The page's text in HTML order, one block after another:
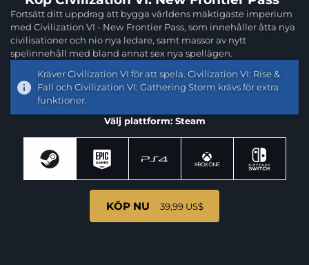
Fortsätt ditt uppdrag att bygga världens mäktigaste imperium
med Civilization VI - New Frontier Pass, som innehåller åtta nya
civilisationer och nio nya ledare, samt massor av nytt
spelinnehåll med bland annat sex nya spellägen.
Kräver Civilization VI för att spela. Civilization VI: Rise &
Fall och Civilization VI: Gathering Storm krävs för extra
funktioner.
Välj plattform: Steam
KÖP NU 39,99 US$